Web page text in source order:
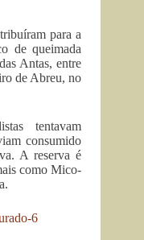
para a
de queimada
Antas, entre
de Abreu, no
tentavam
consumido
A reserva é
como Mico-